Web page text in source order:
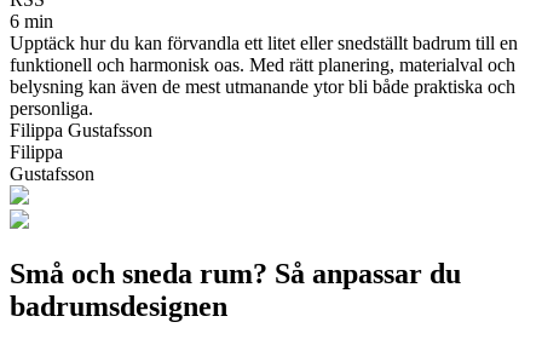
6 min
Upptäck hur du kan förvandla ett litet eller snedställt badrum till en
funktionell och harmonisk oas. Med rätt planering, materialval och
belysning kan även de mest utmanande ytor bli både praktiska och
personliga.
Filippa Gustafsson
Filippa
Gustafsson
Små och sneda rum? Så anpassar du
badrumsdesignen